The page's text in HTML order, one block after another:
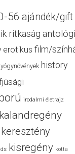
56 ajándék/gift
ritkaság
erotikus film/
history
irodalmi életrajz
kalandregény
keresztény
kisregény kotta